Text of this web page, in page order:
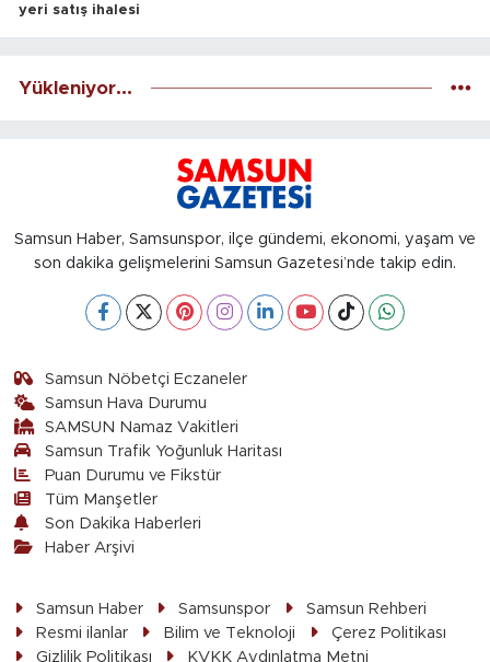
yeri satış ihalesi
Yükleniyor...
Samsun Haber, Samsunspor, ilçe gündemi, ekonomi, yaşam ve
son dakika gelişmelerini Samsun Gazetesi’nde takip edin.
Samsun Nöbetçi Eczaneler
Samsun Hava Durumu
SAMSUN Namaz Vakitleri
Samsun Trafik Yoğunluk Haritası
Puan Durumu ve Fikstür
Tüm Manşetler
Son Dakika Haberleri
Haber Arşivi
Samsun Haber Samsunspor
Samsun Rehberi
Resmi ilanlar
Bilim ve Teknoloji
Çerez Politikası
Gizlilik Politikası
KVKK Aydınlatma Metni